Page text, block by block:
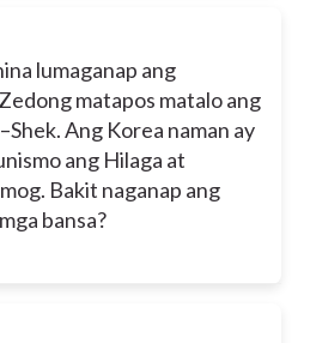
lumaganap ang
matapos matalo ang
Ang Korea naman ay
ang Hilaga at
Bakit naganap ang
bansa?